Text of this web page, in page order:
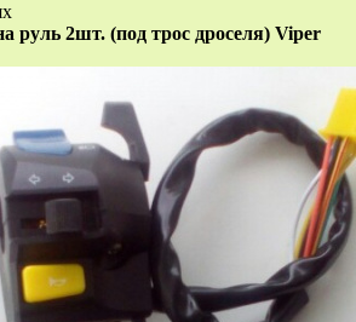
руль 2шт. (под трос дроселя) Viper